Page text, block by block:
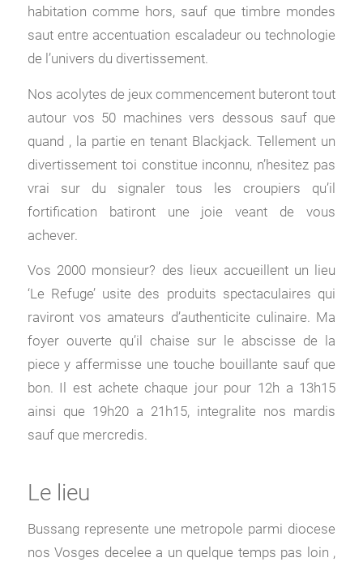
habitation comme hors, sauf que timbre mondes
saut entre accentuation escaladeur ou technologie
de l’univers du divertissement.
Nos acolytes de jeux commencement buteront tout
autour vos 50 machines vers dessous sauf que
quand , la partie en tenant Blackjack. Tellement un
divertissement toi constitue inconnu, n’hesitez pas
vrai sur du signaler tous les croupiers qu’il
fortification batiront une joie veant de vous
achever.
Vos 2000 monsieur? des lieux accueillent un lieu
‘Le Refuge’ usite des produits spectaculaires qui
raviront vos amateurs d’authenticite culinaire. Ma
foyer ouverte qu’il chaise sur le abscisse de la
piece y affermisse une touche bouillante sauf que
bon. Il est achete chaque jour pour 12h a 13h15
ainsi que 19h20 a 21h15, integralite nos mardis
sauf que mercredis.
Le lieu
Bussang represente une metropole parmi diocese
nos Vosges decelee a un quelque temps pas loin ,